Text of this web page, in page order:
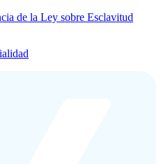
de la Ley sobre Esclavitud